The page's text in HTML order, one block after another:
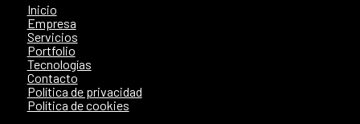
Inicio
Empresa
Servicios
Portfolio
Tecnologías
Contacto
Política de privacidad
Política de cookies